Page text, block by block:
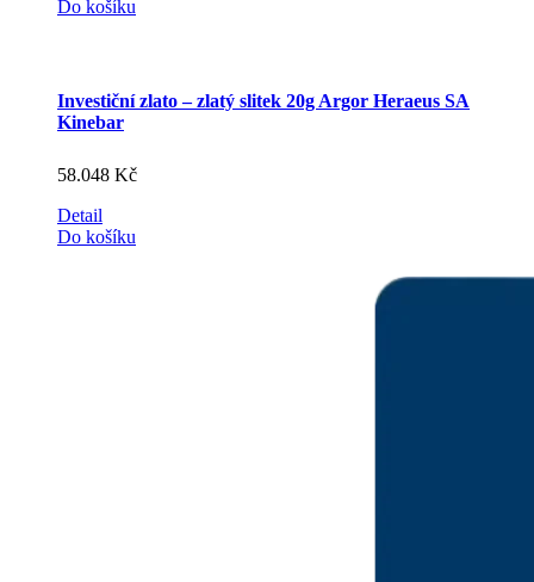
Do košíku
Investiční zlato – zlatý slitek 20g Argor Heraeus SA
Kinebar
58.048 Kč
Detail
Do košíku